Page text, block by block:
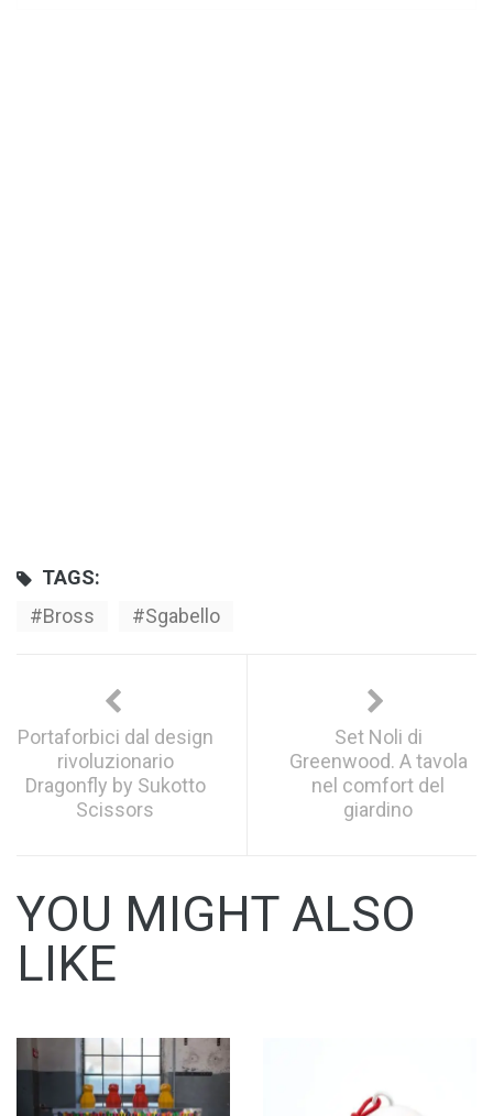
TAGS:
Bross
Sgabello
Portaforbici dal design
rivoluzionario
Dragonfly by Sukotto
Scissors
Set Noli di
Greenwood. A tavola
nel comfort del
giardino
YOU MIGHT ALSO
LIKE